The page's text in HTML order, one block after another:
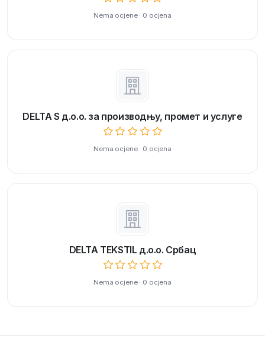
Nema ocjene · 0 ocjena
DELTA S д.о.о. за производњу, промет и услуге
Nema ocjene · 0 ocjena
DELTA TEKSTIL д.о.о. Србац
Nema ocjene · 0 ocjena